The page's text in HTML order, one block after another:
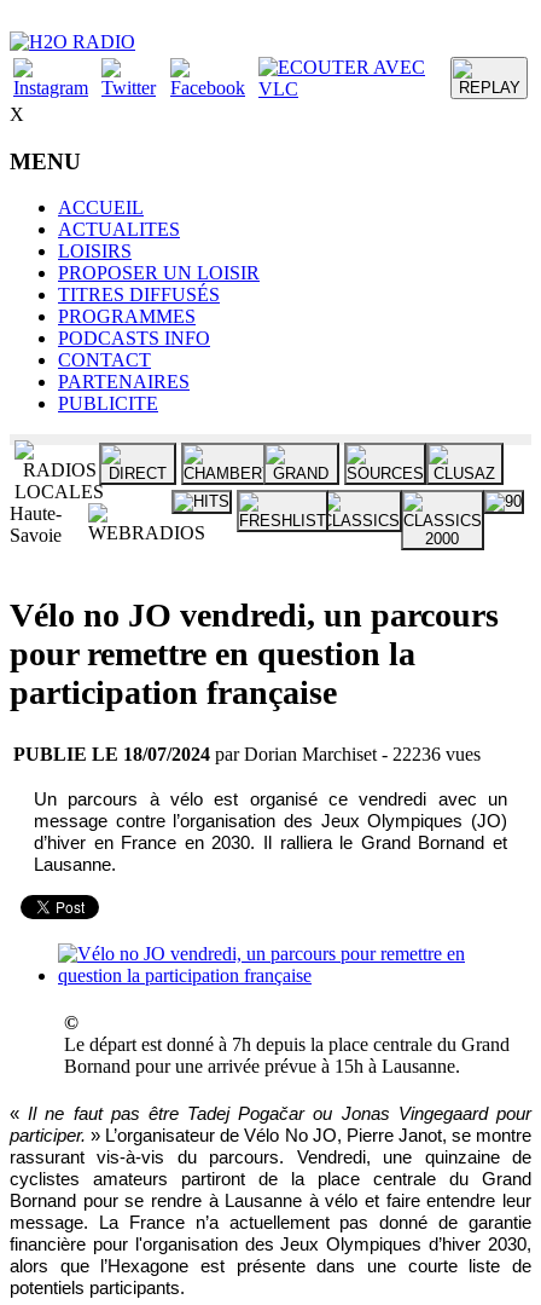
X
MENU
ACCUEIL
ACTUALITES
LOISIRS
PROPOSER UN LOISIR
TITRES DIFFUSÉS
PROGRAMMES
PODCASTS INFO
CONTACT
PARTENAIRES
PUBLICITE
Haute-
Savoie
Vélo no JO vendredi, un parcours
pour remettre en question la
participation française
PUBLIE LE 18/07/2024 par Dorian Marchiset - 22236 vues
Un parcours à vélo est organisé ce vendredi avec un
message contre l’organisation des Jeux Olympiques (JO)
d’hiver en France en 2030. Il ralliera le Grand Bornand et
Lausanne.
©
Le départ est donné à 7h depuis la place centrale du Grand
Bornand pour une arrivée prévue à 15h à Lausanne.
«Il ne faut pas être Tadej Pogačar ou Jonas Vingegaard pour
participer. » L’organisateur de Vélo No JO, Pierre Janot, se montre
rassurant vis-à-vis du parcours. Vendredi, une quinzaine de
cyclistes amateurs partiront de la place centrale du Grand
Bornand pour se rendre à Lausanne à vélo et faire entendre leur
message. La France n’a actuellement pas donné de garantie
financière pour l'organisation des Jeux Olympiques d’hiver 2030,
alors que l’Hexagone est présente dans une courte liste de
potentiels participants.